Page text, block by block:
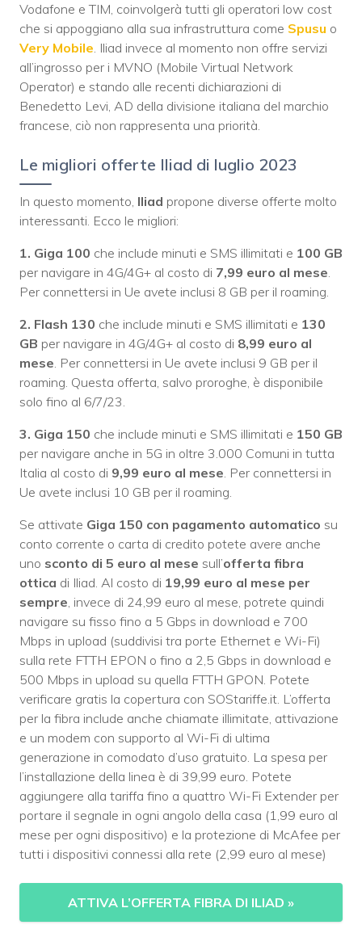
Vodafone e TIM, coinvolgerà tutti gli operatori low cost
che si appoggiano alla sua infrastruttura come Spusu o
Very Mobile. Iliad invece al momento non offre servizi
all’ingrosso per i MVNO (Mobile Virtual Network
Operator) e stando alle recenti dichiarazioni di
Benedetto Levi, AD della divisione italiana del marchio
francese, ciò non rappresenta una priorità.
Le migliori offerte Iliad di luglio 2023
In questo momento, Iliad propone diverse offerte molto
interessanti. Ecco le migliori:
1. Giga 100 che include minuti e SMS illimitati e 100 GB
per navigare in 4G/4G+ al costo di 7,99 euro al mese.
Per connettersi in Ue avete inclusi 8 GB per il roaming.
2. Flash 130 che include minuti e SMS illimitati e 130
GB per navigare in 4G/4G+ al costo di 8,99 euro al
mese. Per connettersi in Ue avete inclusi 9 GB per il
roaming. Questa offerta, salvo proroghe, è disponibile
solo fino al 6/7/23.
3. Giga 150 che include minuti e SMS illimitati e 150 GB
per navigare anche in 5G in oltre 3.000 Comuni in tutta
Italia al costo di 9,99 euro al mese. Per connettersi in
Ue avete inclusi 10 GB per il roaming.
Se attivate Giga 150 con pagamento automatico su
conto corrente o carta di credito potete avere anche
uno sconto di 5 euro al mese sull’offerta fibra
ottica di Iliad. Al costo di 19,99 euro al mese per
sempre, invece di 24,99 euro al mese, potrete quindi
navigare su fisso fino a 5 Gbps in download e 700
Mbps in upload (suddivisi tra porte Ethernet e Wi-Fi)
sulla rete FTTH EPON o fino a 2,5 Gbps in download e
500 Mbps in upload su quella FTTH GPON. Potete
verificare gratis la copertura con SOStariffe.it. L’offerta
per la fibra include anche chiamate illimitate, attivazione
e un modem con supporto al Wi-Fi di ultima
generazione in comodato d’uso gratuito. La spesa per
l’installazione della linea è di 39,99 euro. Potete
aggiungere alla tariffa fino a quattro Wi-Fi Extender per
portare il segnale in ogni angolo della casa (1,99 euro al
mese per ogni dispositivo) e la protezione di McAfee per
tutti i dispositivi connessi alla rete (2,99 euro al mese)
ATTIVA L’OFFERTA FIBRA DI ILIAD »